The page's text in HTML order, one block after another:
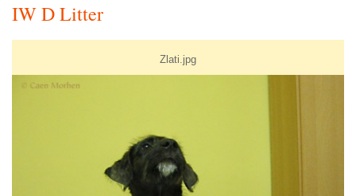
IW D Litter
Zlati.jpg